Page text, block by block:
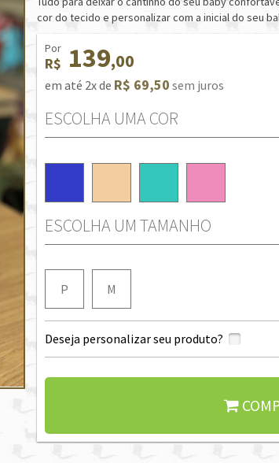
cor do tecido e personalizar com a inicial do seu
Por
R$ 139,00
em até 2x de R$ 69,50 sem juros
ESCOLHA UMA COR
ESCOLHA UM TAMANHO
P M
Deseja personalizar seu produto?